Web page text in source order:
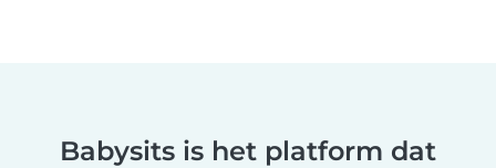
Babysits is het platform dat